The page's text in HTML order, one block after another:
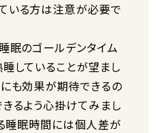
いる方は注意が必要で
眠のゴールデンタイム
していることが望まし
も効果が期待できるの
るよう心掛けてみまし
る睡眠時間には個人差が